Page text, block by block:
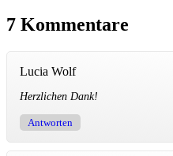
7 Kommentare
Lucia Wolf
Herzlichen Dank!
Antworten